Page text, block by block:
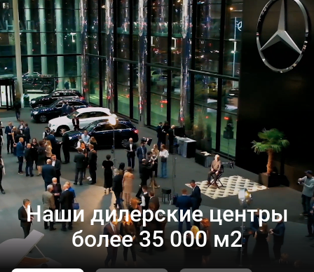
Наши дилерские центры
более 35 000 м2